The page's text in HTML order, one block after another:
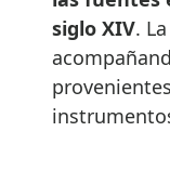
siglo XIV.